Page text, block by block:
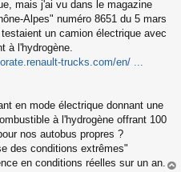
mais j'ai vu dans le magazine
Alpes" numéro 8651 du 5 mars
un camion électrique avec
à l'hydrogène.
trucks.com/en/ ...
en mode électrique donnant une
à l'hydrogène offrant 100
nos autobus propres ?
des conditions extrêmes"
en conditions réelles sur un an.